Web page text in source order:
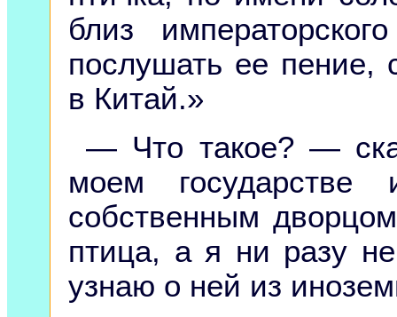
близ
послушать ее пение,
в Китай.»
— Что такое? —
моем
собственным
птица, а я ни разу
узнаю о ней из